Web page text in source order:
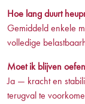
Hoe lang duurt
Gemiddeld enkele
volledige
Moet ik blijven
Ja — kracht en
terugval te